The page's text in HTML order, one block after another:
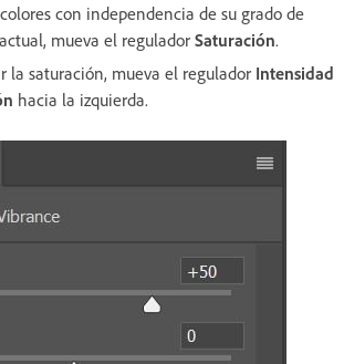
con independencia de su grado de
mueva el regulador Saturación.
la saturación, mueva el regulador Intensidad
hacia la izquierda.